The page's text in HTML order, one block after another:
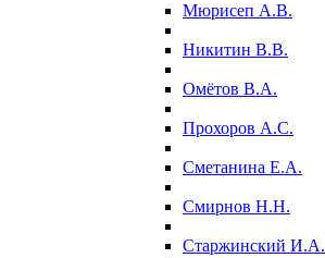
Мюрисеп А.В.
Никитин В.В.
Омётов В.А.
Прохоров А.С.
Сметанина Е.А.
Смирнов Н.Н.
Старжинский И.А.